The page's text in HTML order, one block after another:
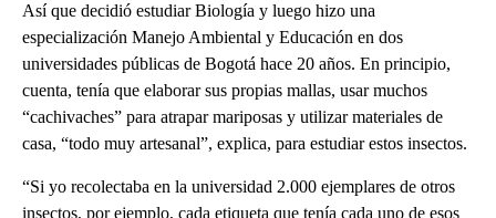
Así que decidió estudiar Biología y luego hizo una
especialización Manejo Ambiental y Educación en dos
universidades públicas de Bogotá hace 20 años. En principio,
cuenta, tenía que elaborar sus propias mallas, usar muchos
“cachivaches” para atrapar mariposas y utilizar materiales de
casa, “todo muy artesanal”, explica, para estudiar estos insectos.
“Si yo recolectaba en la universidad 2.000 ejemplares de otros
insectos, por ejemplo, cada etiqueta que tenía cada uno de esos